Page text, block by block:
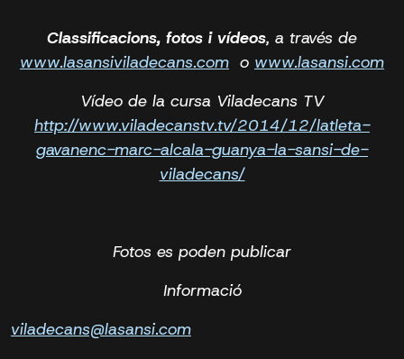
Classificacions, fotos i vídeos, a través de
www.lasansiviladecans.com o www.lasansi.com
Vídeo de la cursa Viladecans TV
http://www.viladecanstv.tv/2014/12/latleta-
gavanenc-marc-alcala-guanya-la-sansi-de-
viladecans/
Fotos es poden publicar
Informació
viladecans@lasansi.com